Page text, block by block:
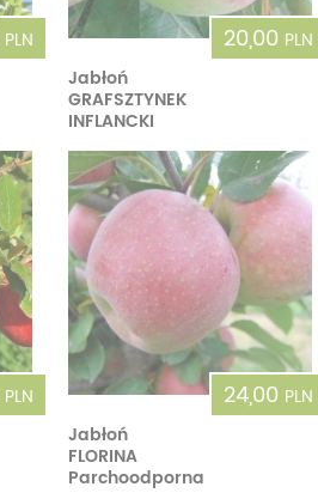
PLN
20,00 PLN
Jabłoń
GRAFSZTYNEK
INFLANCKI
PLN
24,00 PLN
Jabłoń
FLORINA
Parchoodporna